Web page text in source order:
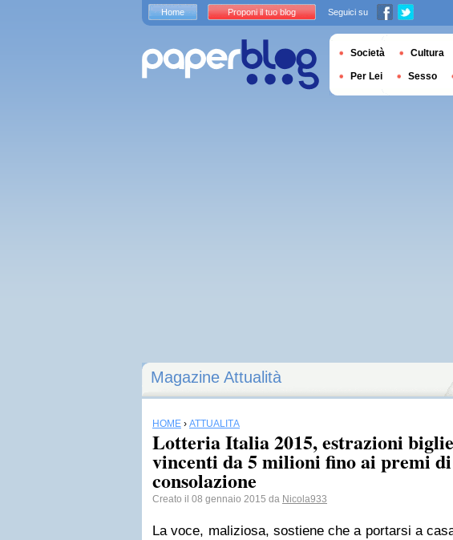
Magazine Attualità
HOME › ATTUALITÀ
Lotteria Italia 2015, estrazioni
vincenti da 5 milioni fino ai premi di
consolazione
Creato il 08 gennaio 2015 da Nicola933
La voce, maliziosa, sostiene che a portarsi a
Home Proponi il tuo blog Seguici su
Società Cultura
Per Lei Sesso